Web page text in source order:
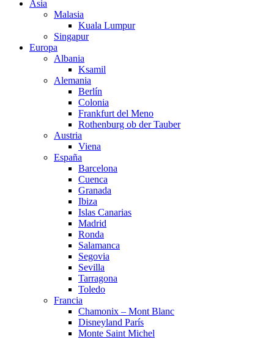
Asia
Malasia
Kuala Lumpur
Singapur
Europa
Albania
Ksamil
Alemania
Berlín
Colonia
Frankfurt del Meno
Rothenburg ob der Tauber
Austria
Viena
España
Barcelona
Cuenca
Granada
Ibiza
Islas Canarias
Madrid
Ronda
Salamanca
Segovia
Sevilla
Tarragona
Toledo
Francia
Chamonix – Mont Blanc
Disneyland París
Monte Saint Michel